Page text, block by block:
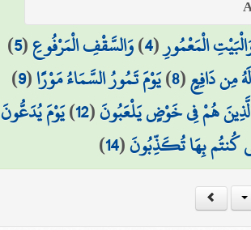
الْمَعْمُورِ(
4
)وَالسَّقْفِ الْمَرْفُوعِ(
5
)
مِن دَافِعٍ(
8
)يَوْمَ تَمُورُ السَّمَاءُ مَوْرًا(
9
)
هُمْ فِي خَوْضٍ يَلْعَبُونَ(
12
)يَوْمَ يُدَعُّونَ
كُنتُم بِهَا تُكَذِّبُونَ(
14
)